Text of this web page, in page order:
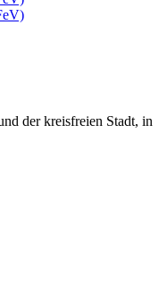
der kreisfreien Stadt, in